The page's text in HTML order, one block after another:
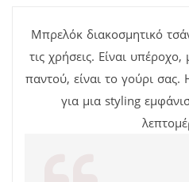
Μπρελόκ διακοσμητικό
τις χρήσεις. Είναι
παντού, είναι το γούρι
για μια styling